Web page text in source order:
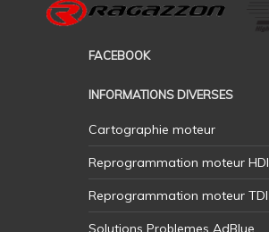
FACEBOOK
INFORMATIONS DIVERSES
Cartographie moteur
Reprogrammation moteur HDI
Reprogrammation moteur TDI
Solutions Problemes AdBlue